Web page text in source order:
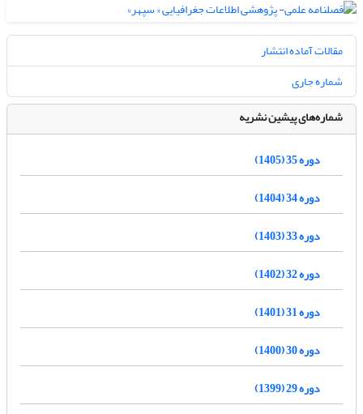
مقالات آماده انتشار
شماره جاری
شماره‌های پیشین نشریه
دوره 35 (1405)
دوره 34 (1404)
دوره 33 (1403)
دوره 32 (1402)
دوره 31 (1401)
دوره 30 (1400)
دوره 29 (1399)